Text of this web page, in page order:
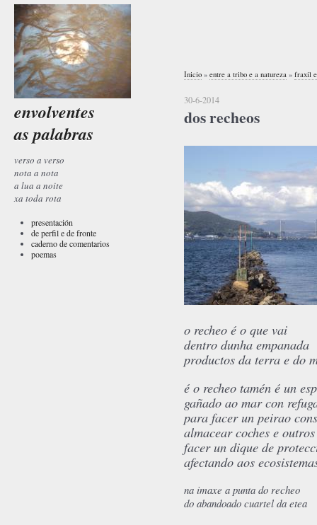
envolventes
as palabras
verso a verso
nota a nota
a lua a noite
xa toda rota
presentación
de perfil e de fronte
caderno de comentarios
poemas
Inicio » entre a tribo e a natureza » fraxil
30-6-2014
dos recheos
o recheo é o que vai
dentro dunha empanada
productos da terra e do
é o recheo tamén é un
gañado ao mar con
para facer un peirao
almacear coches e
facer un dique de
afectando aos
na imaxe a punta do recheo
do abandoado cuartel da etea